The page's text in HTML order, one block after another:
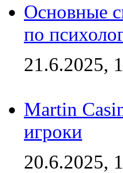
Основные
по
21.6.2025,
Martin
игроки
20.6.2025,